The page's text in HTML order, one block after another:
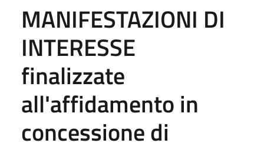
MANIFESTAZIONI DI
INTERESSE
finalizzate
all'affidamento in
concessione di